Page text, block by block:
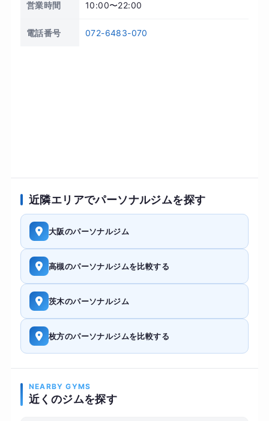
営業時間 10:00〜22:00
電話番号 072-6483-070
近隣エリアでパーソナルジムを探す
大阪のパーソナルジム
高槻のパーソナルジムを比較する
茨木のパーソナルジム
枚方のパーソナルジムを比較する
NEARBY GYMS
近くのジムを探す